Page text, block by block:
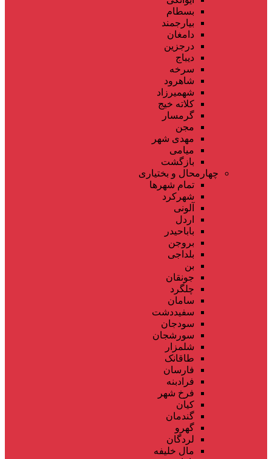
بسطام
بیارجمند
دامغان
درجزین
دیباج
سرخه
شاهرود
شهمیرزاد
کلاته خیج
گرمسار
مجن
مهدی شهر
میامی
بازگشت
چهارمحال و بختیاری
تمام شهر‌ها
شهرکرد
آلونی
اردل
باباحیدر
بروجن
بلداجی
بن
جونقان
چلگرد
سامان
سفیددشت
سودجان
سورشجان
شلمزار
طاقانک
فارسان
فرادبنه
فرخ شهر
کیان
گندمان
گهرو
لردگان
مال خلیفه